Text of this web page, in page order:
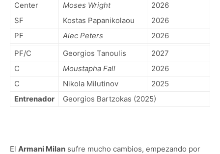
Center
Moses Wright
2026
SF
Kostas Papanikolaou
2026
PF
Alec Peters
2026
PF/C
Georgios Tanoulis
2027
C
Moustapha Fall
2026
C
Nikola Milutinov
2025
Entrenador
Georgios Bartzokas (2025)
El Armani Milan sufre mucho cambios, empezando por